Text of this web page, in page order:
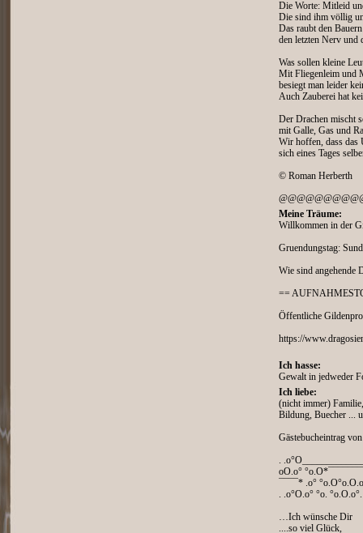
Die Worte: Mitleid
Die sind ihm völlig
Das raubt den
den letzten Nerv und
Was sollen kleine
Mit Fliegenleim und
besiegt man leider
Auch Zauberei hat
Der Drachen mischt
mit Galle, Gas und
Wir hoffen, dass das
sich eines Tages
© Roman Herberth
Meine Träume:
Willkommen in der
Gruendungstag:
Wie sind angehende
==
Öffentliche
https://
Ich hasse:
Gewalt in jedweder
Ich liebe:
(nicht immer)
Bildung, Buecher ...
Gästebucheintrag
.
oO.o°
¯¯¯¯* .o°
. .o°O.o° °o.
…Ich wünsche Dir
....so viel Glück,